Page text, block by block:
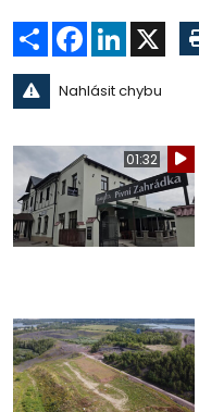
Sdílet Facebook
LinkedIn
Nahlásit chybu
01:32